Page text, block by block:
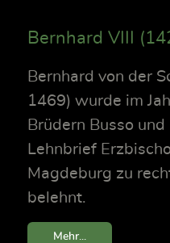
Bernhard VIII
Bernhard von der
1469) wurde im
Brüdern Busso
Lehnbrief
Magdeburg zu
belehnt.
Mehr...